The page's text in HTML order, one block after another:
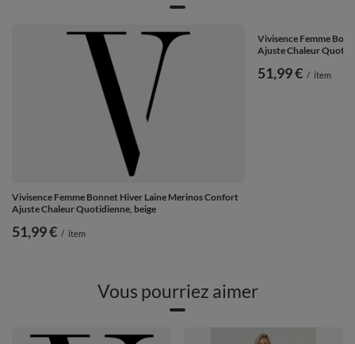
Vivisence Femme Bonnet Hiver Laine Merinos Confort
Ajuste Chaleur Quotidienne, beige
51,99 € / item
Vivisence Femme
Ajuste Chaleur
51,99 € / item
Vous pourriez aimer